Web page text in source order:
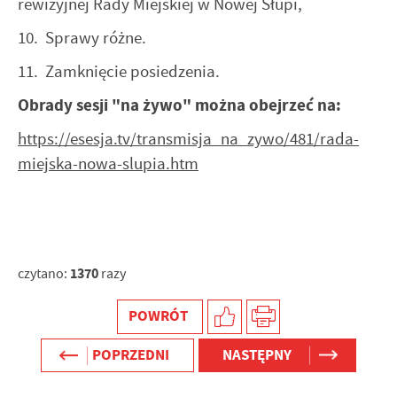
10. Sprawy różne.
11. Zamknięcie posiedzenia.
Obrady sesji "na żywo" można obejrzeć na:
https://esesja.tv/transmisja_na_zywo/481/rada-
miejska-nowa-slupia.htm
czytano: 1370 razy
POWRÓT
POPRZEDNI
NASTĘPNY